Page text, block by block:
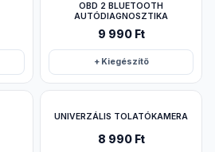
OBD 2 BLUETOOTH
AUTÓDIAGNOSZTIKA
9 990 Ft
+ Kiegészítő
UNIVERZÁLIS TOLATÓKAMERA
8 990 Ft